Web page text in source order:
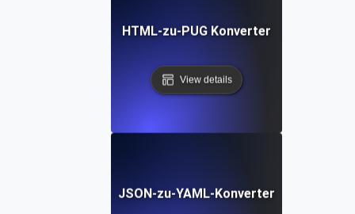
HTML-zu-PUG Konverter
View details
JSON-zu-YAML-Konverter